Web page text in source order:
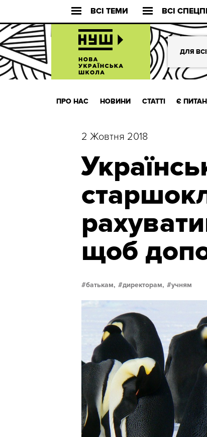
ВСІ ТЕМИ ВСІ
ДЛЯ
ПРО НАС НОВИНИ СТАТТІ Є
2 Жовтня 2018
щоб
батькам, директорам, учням